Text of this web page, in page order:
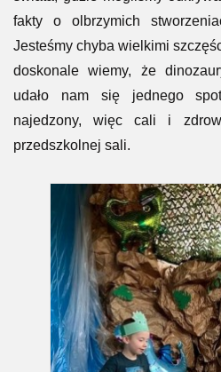
fakty o olbrzymich
Jesteśmy chyba wielkimi
doskonale wiemy, że
udało nam się jednego
najedzony, więc cali i
przedszkolnej sali.